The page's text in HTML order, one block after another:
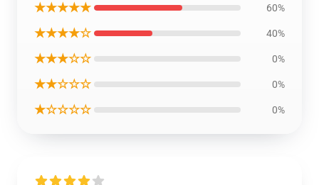
★★★★★ 60%
★★★★☆ 40%
★★★☆☆ 0%
★★☆☆☆ 0%
★☆☆☆☆ 0%